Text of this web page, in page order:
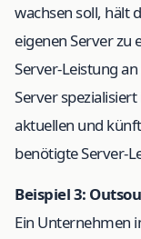
wachsen soll, hält
eigenen Server zu
Server-Leistung
Server
aktuellen und
benötigte Server-
Beispiel 3:
Ein Unternehmen